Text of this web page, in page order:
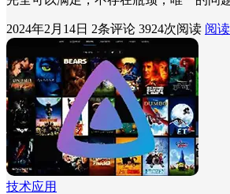
2024年2月14日 2条评论 3924次阅读 阅
技术应用